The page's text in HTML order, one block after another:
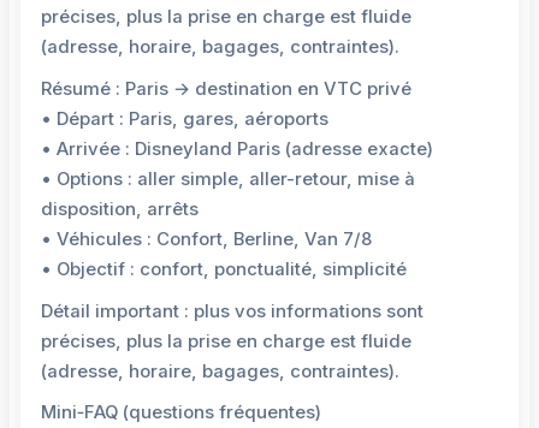
précises, plus la prise en charge est fluide
(adresse, horaire, bagages, contraintes).
Résumé : Paris → destination en VTC privé
• Départ : Paris, gares, aéroports
• Arrivée : Disneyland Paris (adresse exacte)
• Options : aller simple, aller-retour, mise à
disposition, arrêts
• Véhicules : Confort, Berline, Van 7/8
• Objectif : confort, ponctualité, simplicité
Détail important : plus vos informations sont
précises, plus la prise en charge est fluide
(adresse, horaire, bagages, contraintes).
Mini‑FAQ (questions fréquentes)